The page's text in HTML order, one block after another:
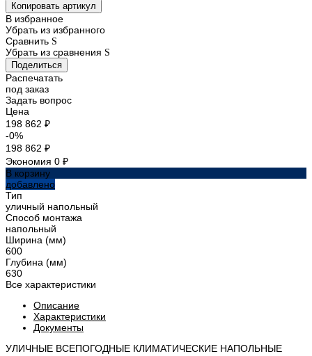
Копировать артикул
В избранное
Убрать из избранного
Сравнить
Убрать из сравнения
Поделиться
Распечатать
под заказ
Задать вопрос
Цена
198 862 ₽
-0%
198 862 ₽
Экономия 0 ₽
В корзину
добавлено
Тип
уличный напольный
Способ монтажа
напольный
Ширина (мм)
600
Глубина (мм)
630
Все характеристики
Описание
Характеристики
Документы
УЛИЧНЫЕ ВСЕПОГОДНЫЕ КЛИМАТИЧЕСКИЕ НАПОЛЬНЫЕ